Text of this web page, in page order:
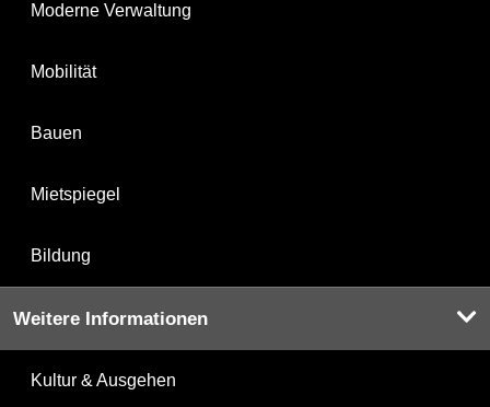
Moderne Verwaltung
Mobilität
Bauen
Mietspiegel
Bildung
Weitere Informationen
Kultur & Ausgehen